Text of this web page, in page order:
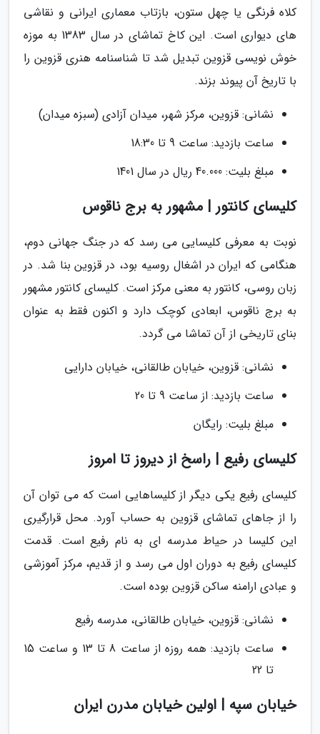
کلاه فرنگی یا چهل ستون، بازتاب معماری ایرانی و نقاشی
های دیواری است. این کاخ تماشای در سال 1383 به موزه
خوش نویسی قزوین تبدیل شد تا شناسنامه هنری قزوین را
با تاریخ آن پیوند بزند.
نشانی: قزوین، مرکز شهر، میدان آزادی (سبزه میدان)
ساعت بازدید: ساعت 9 تا 18:30
مبلغ بلیت: 40.000 ریال در سال 1401
کلیسای کانتور | مشهور به برج ناقوس
نوبت به معرفی کلیسایی می رسد که در جنگ جهانی دوم،
هنگامی که ایران در اشغال روسیه بود، در قزوین بنا شد. در
زبان روسی، کانتور به معنی مرکز است. کلیسای کانتور مشهور
به برج ناقوس، ابعادی کوچک دارد و اکنون فقط به عنوان
بنای تاریخی از آن تماشا می گردد.
نشانی: قزوین، خیابان طالقانی، خیابان دارایی
ساعت بازدید: از ساعت 9 تا 20
مبلغ بلیت: رایگان
کلیسای رفیع | راسخ از دیروز تا امروز
کلیسای رفیع یکی دیگر از کلیساهایی است که می توان آن
را از جاهای تماشای قزوین به حساب آورد. محل قرارگیری
این کلیسا در حیاط مدرسه ای به نام رفیع است. قدمت
کلیسای رفیع به دوران اول می رسد و از قدیم، مرکز آموزشی
و عبادی ارامنه ساکن قزوین بوده است.
نشانی: قزوین، خیابان طالقانی، مدرسه رفیع
ساعت بازدید: همه روزه از ساعت 8 تا 13 و ساعت 15
تا 22
خیابان سپه | اولین خیابان مدرن ایران